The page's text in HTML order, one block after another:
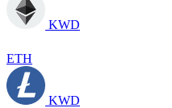
KWD
ETH
KWD